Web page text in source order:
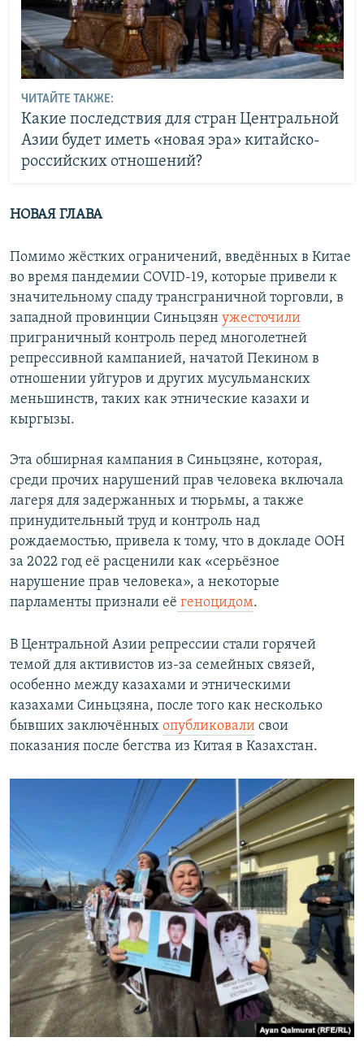
ЧИТАЙТЕ ТАКЖЕ:
Какие последствия для стран Центральной
Азии будет иметь «новая эра» китайско-
российских отношений?
НОВАЯ ГЛАВА
Помимо жёстких ограничений, введённых в Китае
во время пандемии COVID-19, которые привели к
значительному спаду трансграничной торговли, в
западной провинции Синьцзян ужесточили
приграничный контроль перед многолетней
репрессивной кампанией, начатой Пекином в
отношении уйгуров и других мусульманских
меньшинств, таких как этнические казахи и
кыргызы.
Эта обширная кампания в Синьцзяне, которая,
среди прочих нарушений прав человека включала
лагеря для задержанных и тюрьмы, а также
принудительный труд и контроль над
рождаемостью, привела к тому, что в докладе ООН
за 2022 год её расценили как «серьёзное
нарушение прав человека», а некоторые
парламенты признали её геноцидом.
В Центральной Азии репрессии стали горячей
темой для активистов из-за семейных связей,
особенно между казахами и этническими
казахами Синьцзяна, после того как несколько
бывших заключённых опубликовали свои
показания после бегства из Китая в Казахстан.